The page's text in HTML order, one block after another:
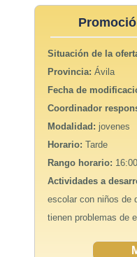
Situación de la
Provincia:Ávila
Fecha de
Coordinador
Modalidad: jovenes
Horario:Tarde
Rango horario:
Actividades a
escolar con niños de
tienen problemas de